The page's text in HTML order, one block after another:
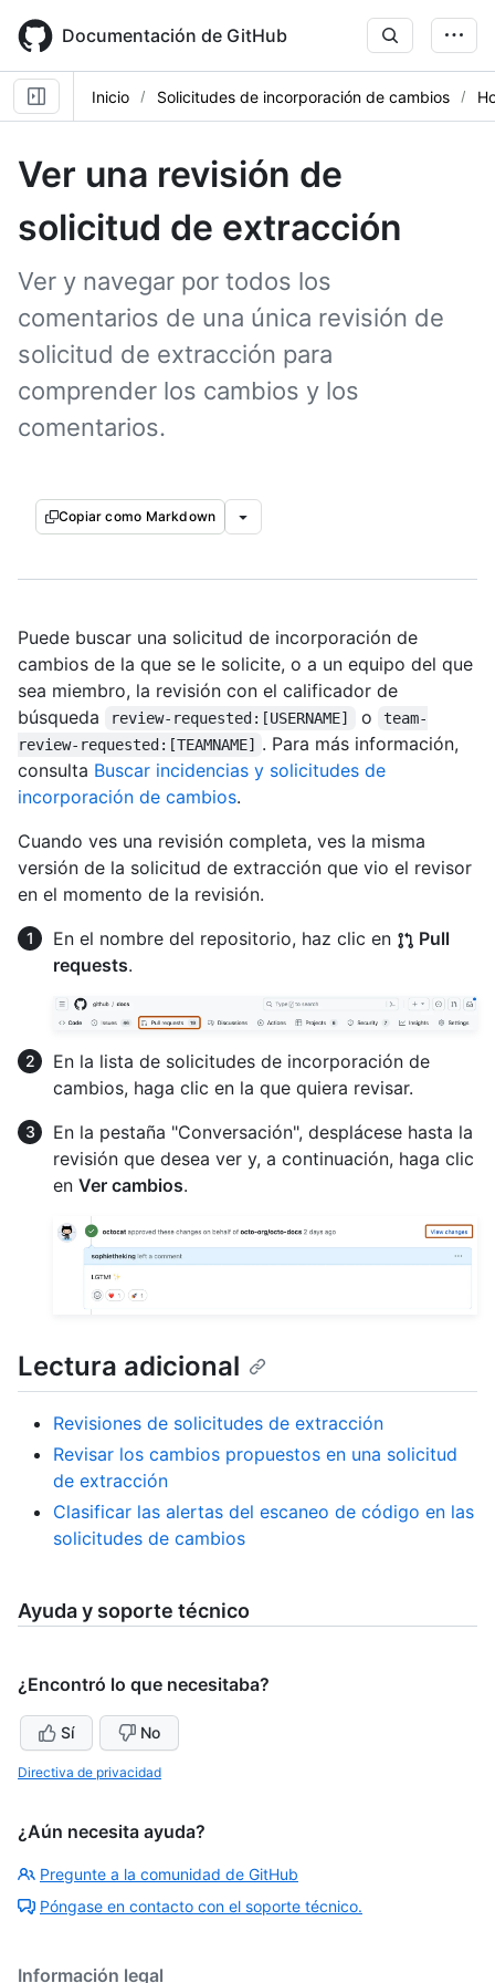
main
content
Documentación de GitHub
Inicio Solicitudes de incorporación de cambios
Ver una revisión de
solicitud de extracción
Ver y navegar por todos los
comentarios de una única revisión de
solicitud de extracción para
comprender los cambios y los
comentarios.
Copiar como Markdown
Puede buscar una solicitud de incorporación de
cambios de la que se le solicite, o a un equipo del que
sea miembro, la revisión con el calificador de
búsqueda
review-requested:[USERNAME] o
team-
review-requested:[TEAMNAME]
. Para más información,
consulta Buscar incidencias y solicitudes de
incorporación de cambios.
Cuando ves una revisión completa, ves la misma
versión de la solicitud de extracción que vio el revisor
en el momento de la revisión.
En el nombre del repositorio, haz clic en
Pull
requests.
En la lista de solicitudes de incorporación de
cambios, haga clic en la que quiera revisar.
En la pestaña "Conversación", desplácese hasta la
revisión que desea ver y, a continuación, haga clic
en Ver cambios.
Lectura adicional
Revisiones de solicitudes de extracción
Revisar los cambios propuestos en una solicitud
de extracción
Clasificar las alertas del escaneo de código en las
solicitudes de cambios
Ayuda y soporte técnico
¿Encontró lo que necesitaba?
Sí No
Directiva de privacidad
¿Aún necesita ayuda?
Pregunte a la comunidad de GitHub
Póngase en contacto con el soporte técnico.
Información legal